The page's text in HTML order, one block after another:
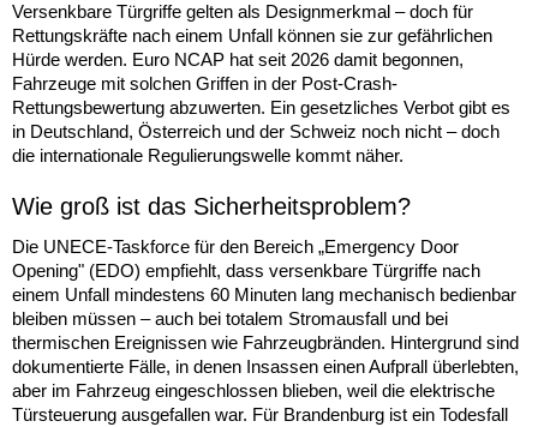
Versenkbare Türgriffe gelten als Designmerkmal – doch für
Rettungskräfte nach einem Unfall können sie zur gefährlichen
Hürde werden. Euro NCAP hat seit 2026 damit begonnen,
Fahrzeuge mit solchen Griffen in der Post-Crash-
Rettungsbewertung abzuwerten. Ein gesetzliches Verbot gibt es
in Deutschland, Österreich und der Schweiz noch nicht – doch
die internationale Regulierungswelle kommt näher.
Wie groß ist das Sicherheitsproblem?
Die UNECE-Taskforce für den Bereich „Emergency Door
Opening" (EDO) empfiehlt, dass versenkbare Türgriffe nach
einem Unfall mindestens 60 Minuten lang mechanisch bedienbar
bleiben müssen – auch bei totalem Stromausfall und bei
thermischen Ereignissen wie Fahrzeugbränden. Hintergrund sind
dokumentierte Fälle, in denen Insassen einen Aufprall überlebten,
aber im Fahrzeug eingeschlossen blieben, weil die elektrische
Türsteuerung ausgefallen war. Für Brandenburg ist ein Todesfall